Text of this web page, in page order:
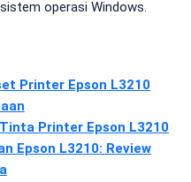
operasi Windows.
Printer Epson L3210
Printer Epson L3210
Epson L3210: Review